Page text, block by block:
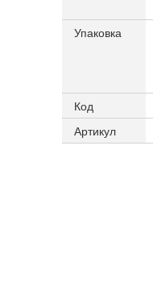
Упаковка
Код
Артикул